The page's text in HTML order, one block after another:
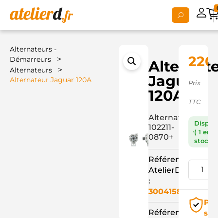
Alternateurs -
Démarreurs
>
Alternateurs >
Alternateur Jaguar 120A
Jaguar
120A
Alternateur
102211-
0870+
Référence
AtelierD
:
3004158
Référence
Prix
TTC
( 1 en
stock )